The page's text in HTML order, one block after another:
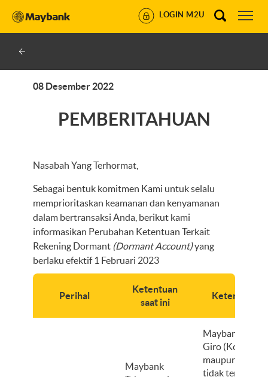
LOGIN M2U
08 Desember 2022
PEMBERITAHUAN
Nasabah Yang Terhormat,
Sebagai bentuk komitmen Kami untuk selalu
memprioritaskan keamanan dan kenyamanan
dalam bertransaksi Anda, berikut kami
informasikan Perubahan Ketentuan Terkait
Rekening Dormant (Dormant Account)yang
berlaku efektif 1 Februari 2023
Perihal
Ketentuan
saat ini
Ketentuan
Maybank
Maybank
Giro
maupun
tidak termasuk